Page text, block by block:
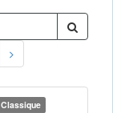
Classique